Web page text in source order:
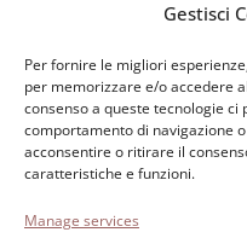
Gestisci
Per fornire le migliori
per memorizzare e/o accedere
consenso a queste tecnologie
comportamento di navigazione
acconsentire o ritirare il
caratteristiche e funzioni.
Manage services
Fondazione Paolo
Cortile
Tel 0583